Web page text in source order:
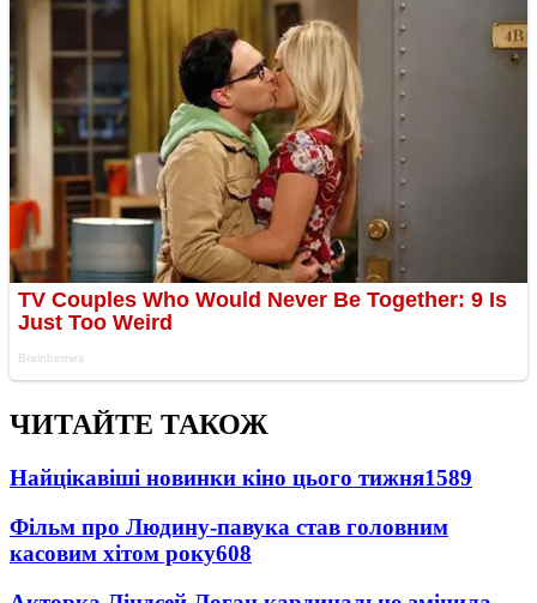
ЧИТАЙТЕ ТАКОЖ
Найцікавіші новинки кіно цього тижня1589
Фільм про Людину-павука став головним
касовим хітом року608